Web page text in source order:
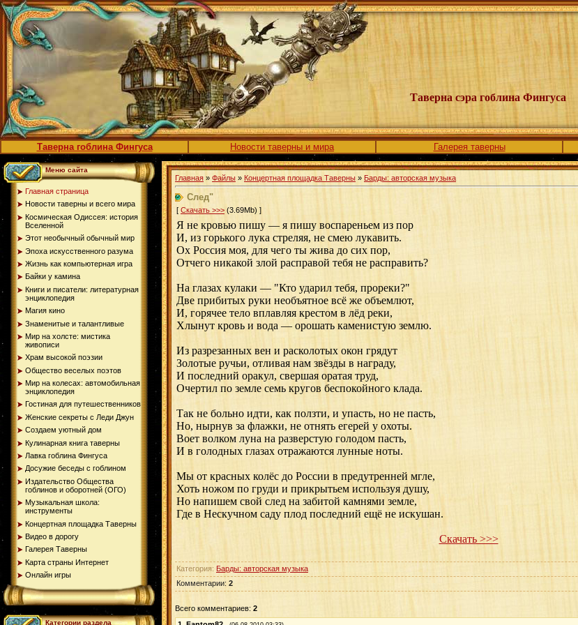
Таверна сэра гоблина Фингуса
Таверна гоблина Фингуса Новости таверны и мира Галерея таверны
Меню сайта
Главная страница
Новости таверны и всего мира
Космическая Одиссея: история
Вселенной
Этот необычный обычный мир
Эпоха искусственного разума
Жизнь как компьютерная игра
Байки у камина
Книги и писатели: литературная
энциклопедия
Магия кино
Знаменитые и талантливые
Мир на холсте: мистика
живописи
Храм высокой поэзии
Общество веселых поэтов
Мир на колесах: автомобильная
энциклопедия
Гостиная для путешественников
Женские секреты с Леди Джун
Создаем уютный дом
Кулинарная книга таверны
Лавка гоблина Фингуса
Досужие беседы с гоблином
Издательство Общества
гоблинов и оборотней (ОГО)
Музыкальная школа:
инструменты
Концертная площадка Таверны
Видео в дорогу
Галерея Таверны
Карта страны Интернет
Онлайн игры
Категории раздела
Главная » Файлы » Концертная площадка Таверны » Барды: авторская музыка
След"
[ Скачать >>> (3.69Mb) ]
Я не кровью пишу — я пишу воспареньем из пор
И, из горького лука стреляя, не смею лукавить.
Ох Россия моя, для чего ты жива до сих пор,
Отчего никакой злой расправой тебя не расправить?
На глазах кулаки — "Кто ударил тебя, прореки?"
Две прибитых руки необъятное всё же объемлют,
И, горячее тело вплавляя крестом в лёд реки,
Хлынут кровь и вода — орошать каменистую землю.
Из разрезанных вен и расколотых окон грядут
Золотые ручьи, отливая нам звёзды в награду,
И последний оракул, свершая оратая труд,
Очертил по земле семь кругов беспокойного клада.
Так не больно идти, как ползти, и упасть, но не пасть,
Но, нырнув за флажки, не отнять егерей у охоты.
Воет волком луна на разверстую голодом пасть,
И в голодных глазах отражаются лунные ноты.
Мы от красных колёс до России в предутренней мгле,
Хоть ножом по груди и прикрытьем используя душу,
Но напишем свой след на забитой камнями земле,
Где в Нескучном саду плод последний ещё не искушан.
Скачать >>>
Категория: Барды: авторская музыка
Комментарии: 2
Всего комментариев: 2